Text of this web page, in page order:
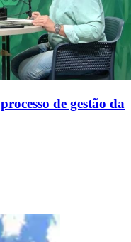
de gestão da